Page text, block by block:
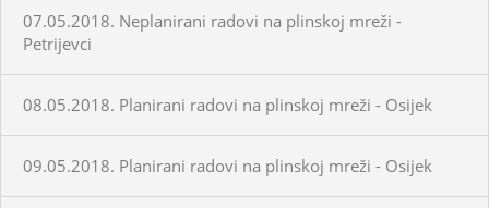
07.05.2018. Neplanirani radovi na plinskoj mreži -
Petrijevci
08.05.2018. Planirani radovi na plinskoj mreži - Osijek
09.05.2018. Planirani radovi na plinskoj mreži - Osijek